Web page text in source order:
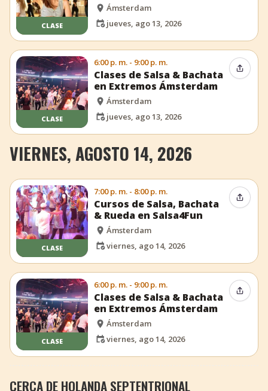
CLASE
Ámsterdam
jueves, ago 13, 2026
CLASE
6:00 p. m. - 9:00 p. m.
Clases de Salsa & Bachata
en Extremos Ámsterdam
Ámsterdam
jueves, ago 13, 2026
VIERNES, AGOSTO 14, 2026
CLASE
7:00 p. m. - 8:00 p. m.
Cursos de Salsa, Bachata
& Rueda en Salsa4Fun
Ámsterdam
viernes, ago 14, 2026
CLASE
6:00 p. m. - 9:00 p. m.
Clases de Salsa & Bachata
en Extremos Ámsterdam
Ámsterdam
viernes, ago 14, 2026
CERCA DE HOLANDA SEPTENTRIONAL